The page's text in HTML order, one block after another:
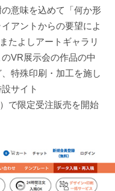
意味を込めて「何か形
アントからの要望によ
たよしアートギャラリ
VR展示会の作品の中
特殊印刷・加工を施し
サイト
）で限定受注販売を開始